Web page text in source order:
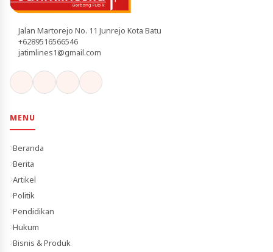
Jalan Martorejo No. 11 Junrejo Kota Batu
+6289516566546
jatimlines1@gmail.com
MENU
Beranda
Berita
Artikel
Politik
Pendidikan
Hukum
Bisnis & Produk